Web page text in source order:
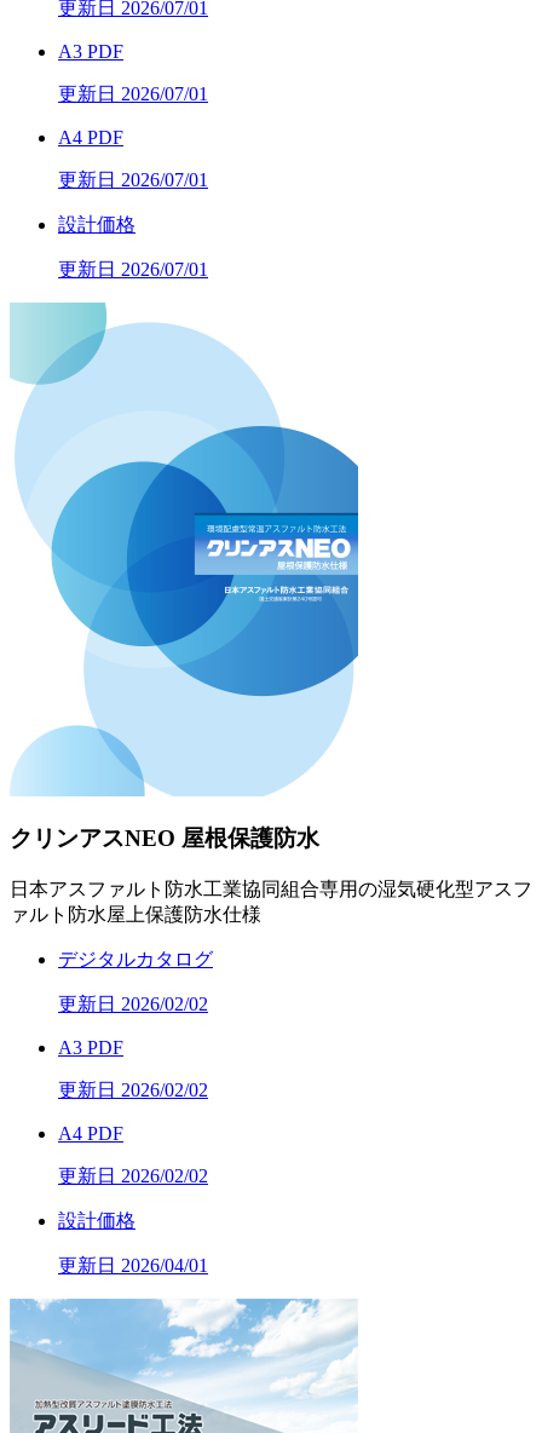
更新日 2026/07/01
A3 PDF
更新日 2026/07/01
A4 PDF
更新日 2026/07/01
設計価格
更新日 2026/07/01
クリンアスNEO 屋根保護防水
日本アスファルト防水工業協同組合専用の湿気硬化型アスフ
ァルト防水屋上保護防水仕様
デジタルカタログ
更新日 2026/02/02
A3 PDF
更新日 2026/02/02
A4 PDF
更新日 2026/02/02
設計価格
更新日 2026/04/01